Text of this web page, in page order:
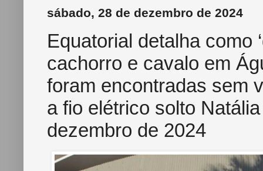
sábado, 28 de dezembro de 2024
Equatorial detalha como
cachorro e cavalo em
foram encontradas sem
a fio elétrico solto
dezembro de 2024